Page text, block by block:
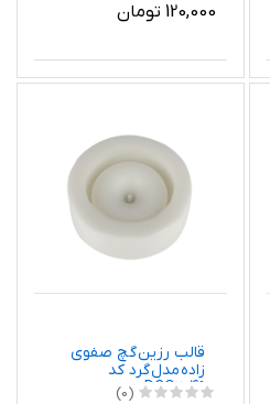
120,000 تومان
قالب رزین گچ صفوی
زاده مدل گرد کد
DCO2049
(0)